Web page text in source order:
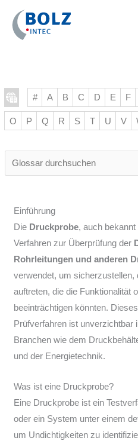
Inhalt
springen
# A B C D E F
O P Q R S T U V
Glossar
durchsuchen
Einführung
Die Druckprobe, auch bekannt
Verfahren zur Überprüfung der
Rohrleitungen und anderen
verwendet, um sicherzustellen,
auftreten, die die Funktionalität
beeinträchtigen könnten.
Prüfverfahren ist unverzichtbar
Branchen wie dem
und der Energietechnik.
Was ist eine Druckprobe?
Eine Druckprobe ist ein
oder ein System unter einem
um Undichtigkeiten zu